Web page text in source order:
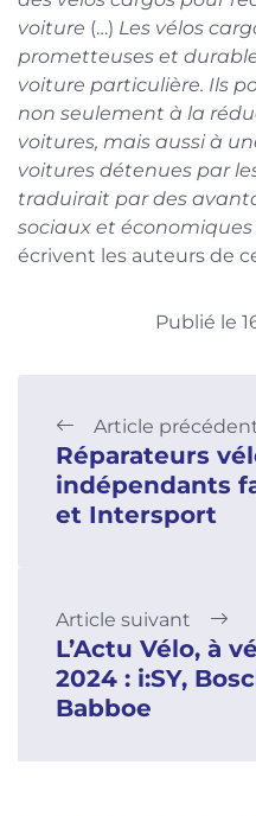
voiture (…) Les vélos
prometteuses et
voiture particulière. Ils
non seulement à la
voitures, mais aussi à
voitures détenues par
traduirait par des
sociaux et
écrivent les auteurs de
Publié le
Article
Réparateurs
indépendants
et Intersport
Article suivant
L’Actu Vélo, à
2024 : i:SY,
Babboe